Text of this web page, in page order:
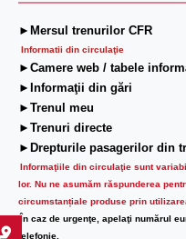
►Mersul trenurilor CFR
Informatii din circulaţie
►Camere web / tabele
►Informaţii din gări
►Trenul meu
►Trenuri directe
►Drepturile pasagerilor din
Informaţiile din circulaţie sunt
lor. Nu ne asumăm răspunderea
circumstanțiale produse prin
În caz de urgenţe, apelaţi numărul
telefonie.